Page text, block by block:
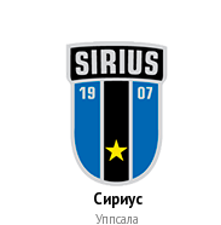
Сириус
Уппсала